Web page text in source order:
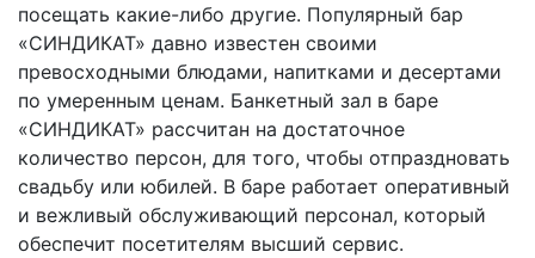
посещать какие-либо другие. Популярный бар
«СИНДИКАТ» давно известен своими
превосходными блюдами, напитками и десертами
по умеренным ценам. Банкетный зал в баре
«СИНДИКАТ» рассчитан на достаточное
количество персон, для того, чтобы отпраздновать
свадьбу или юбилей. В баре работает оперативный
и вежливый обслуживающий персонал, который
обеспечит посетителям высший сервис.